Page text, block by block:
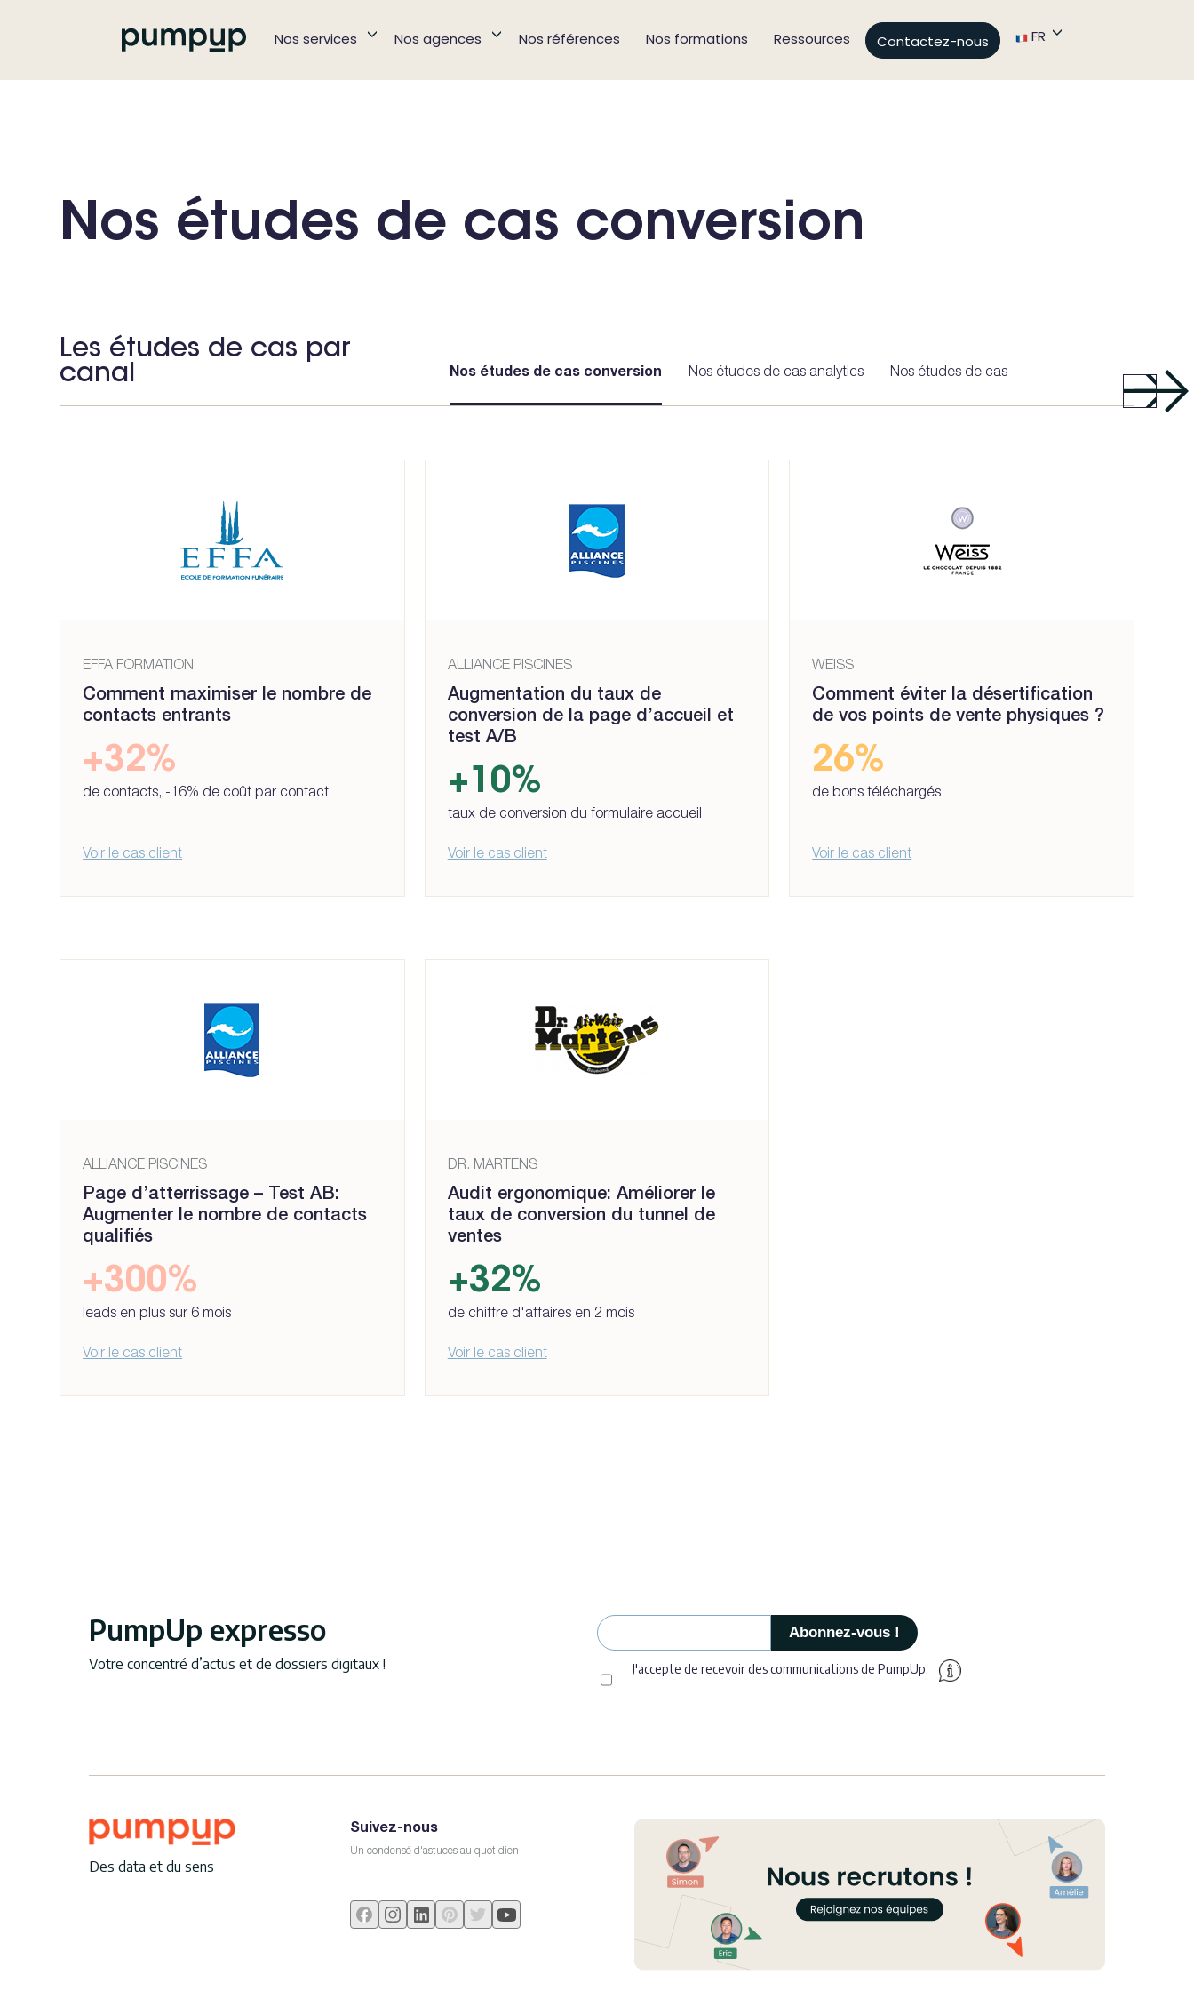
Nos services Nos agences Nos références Nos formations Ressources Contactez-nous FR
Nos études de cas conversion
Les études de cas par
canal
Nos études de cas conversion Nos études de cas analytics Nos études de cas acquisition
EFFA FORMATION
Comment maximiser le nombre de
contacts entrants
+32%
de contacts, -16% de coût par contact
Voir le cas client
ALLIANCE PISCINES
Augmentation du taux de
conversion de la page d’accueil et
test A/B
+10%
taux de conversion du formulaire accueil
Voir le cas client
WEISS
Comment éviter la désertification
de vos points de vente physiques ?
26%
de bons téléchargés
Voir le cas client
ALLIANCE PISCINES
Page d’atterrissage – Test AB:
Augmenter le nombre de contacts
qualifiés
+300%
leads en plus sur 6 mois
Voir le cas client
DR. MARTENS
Audit ergonomique: Améliorer le
taux de conversion du tunnel de
ventes
+32%
de chiffre d'affaires en 2 mois
Voir le cas client
PumpUp expresso
Votre concentré d’actus et de dossiers digitaux ! J'accepte de recevoir des communications de PumpUp.
Des data et du sens
Suivez-nous
Un condensé d'astuces au quotidien